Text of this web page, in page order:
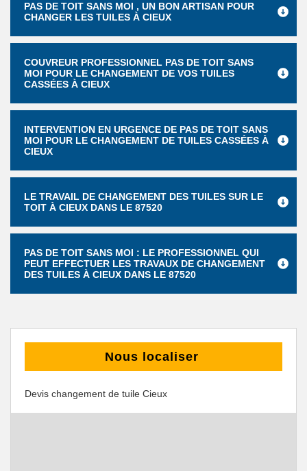
PAS DE TOIT SANS MOI , UN BON ARTISAN POUR
CHANGER LES TUILES À CIEUX
COUVREUR PROFESSIONNEL PAS DE TOIT SANS
MOI POUR LE CHANGEMENT DE VOS TUILES
CASSÉES À CIEUX
INTERVENTION EN URGENCE DE PAS DE TOIT SANS
MOI POUR LE CHANGEMENT DE TUILES CASSÉES À
CIEUX
LE TRAVAIL DE CHANGEMENT DES TUILES SUR LE
TOIT À CIEUX DANS LE 87520
PAS DE TOIT SANS MOI : LE PROFESSIONNEL QUI
PEUT EFFECTUER LES TRAVAUX DE CHANGEMENT
DES TUILES À CIEUX DANS LE 87520
Nous localiser
Devis changement de tuile Cieux